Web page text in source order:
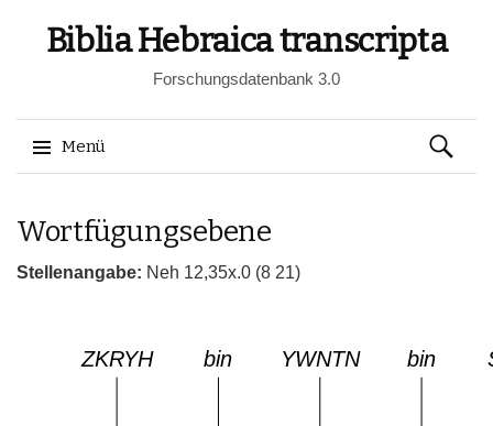
Biblia Hebraica transcripta
Forschungsdatenbank 3.0
Menü
zum
Suchen
nach:
Wortfügungsebene
Stellenangabe: Neh 12,35x.0 (8 21)